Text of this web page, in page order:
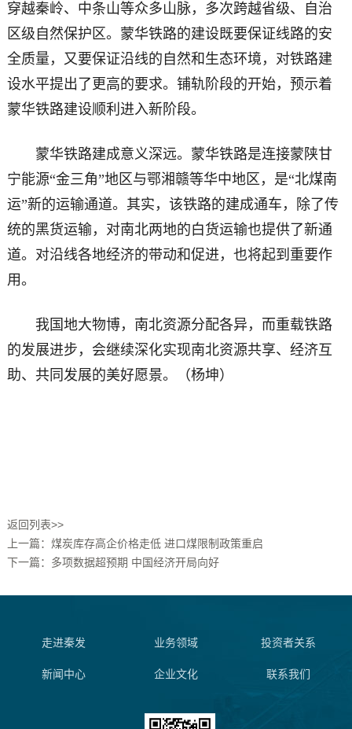
穿越秦岭、中条山等众多山脉，多次跨越省级、自治
区级自然保护区。蒙华铁路的建设既要保证线路的安
全质量，又要保证沿线的自然和生态环境，对铁路建
设水平提出了更高的要求。铺轨阶段的开始，预示着
蒙华铁路建设顺利进入新阶段。
蒙华铁路建成意义深远。蒙华铁路是连接蒙陕甘
宁能源“金三角”地区与鄂湘赣等华中地区，是“北煤南
运”新的运输通道。其实，该铁路的建成通车，除了传
统的黑货运输，对南北两地的白货运输也提供了新通
道。对沿线各地经济的带动和促进，也将起到重要作
用。
我国地大物博，南北资源分配各异，而重载铁路
的发展进步，会继续深化实现南北资源共享、经济互
助、共同发展的美好愿景。（杨坤）
返回列表>>
上一篇：煤炭库存高企价格走低 进口煤限制政策重启
下一篇：多项数据超预期 中国经济开局向好
走进秦发 业务领域 投资者关系
新闻中心 企业文化 联系我们